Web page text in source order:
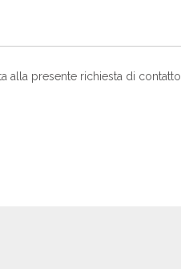
alla presente richiesta di contatto